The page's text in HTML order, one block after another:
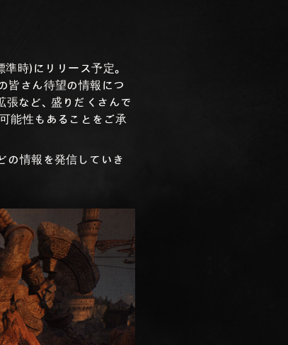
準時)にリリース予定。
皆さん待望の情報につ
など、盛りだくさんで
能性もあることをご承
の情報を発信していき